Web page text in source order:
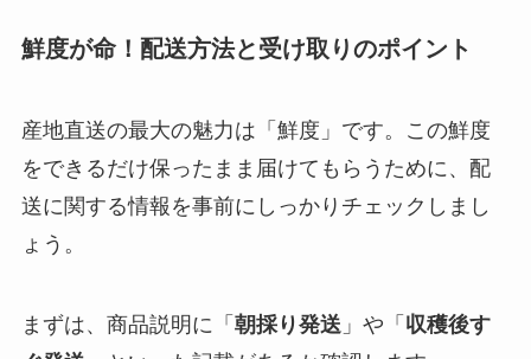
鮮度が命！配送方法と受け取りのポイント
産地直送の最大の魅力は「鮮度」です。この鮮度
をできるだけ保ったまま届けてもらうために、配
送に関する情報を事前にしっかりチェックしまし
ょう。
まずは、商品説明に「 朝採り発送 」や「 収穫後す